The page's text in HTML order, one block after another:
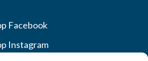
Facebook
Instagram